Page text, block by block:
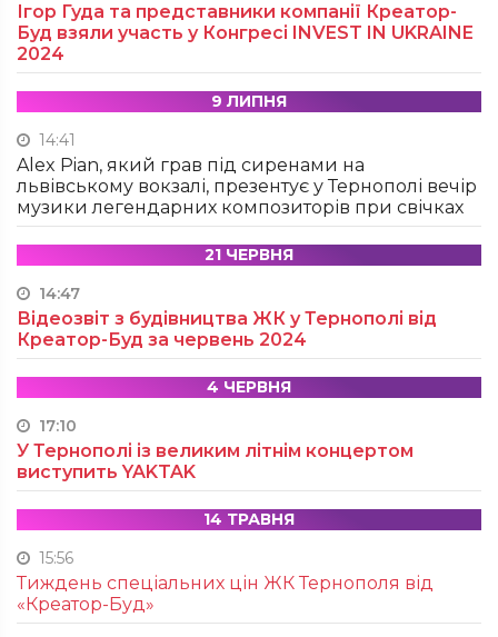
Ігор Гуда та представники компанії Креатор-
Буд взяли участь у Конгресі INVEST IN UKRAINE
2024
9 ЛИПНЯ
14:41
Alex Pian, який грав під сиренами на
львівському вокзалі, презентує у Тернополі вечір
музики легендарних композиторів при свічках
21 ЧЕРВНЯ
14:47
Відеозвіт з будівництва ЖК у Тернополі від
Креатор-Буд за червень 2024
4 ЧЕРВНЯ
17:10
У Тернополі із великим літнім концертом
виступить YAKTAK
14 ТРАВНЯ
15:56
Тиждень спеціальних цін ЖК Тернополя від
«Креатор-Буд»